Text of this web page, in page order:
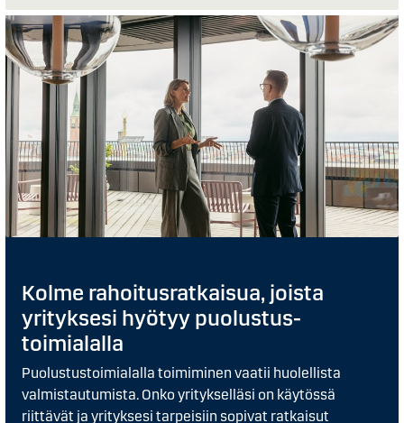
Kolme rahoitusratkaisua, joista
yrityksesi hyötyy puolustus-
toimialalla​
Puolustustoimialalla toimiminen vaatii huolellista
valmistautumista. Onko yritykselläsi on käytössä
riittävät ja yrityksesi tarpeisiin sopivat ratkaisut